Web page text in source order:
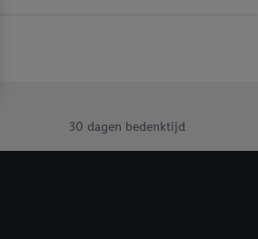
30 dagen bedenktijd